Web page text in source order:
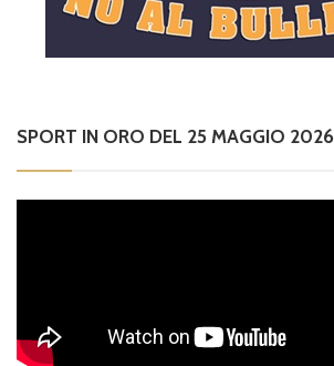
SPORT IN ORO DEL 25 MAGGIO 2026